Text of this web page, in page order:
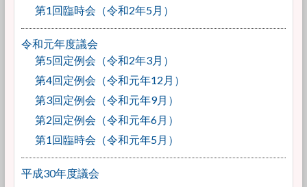
第1回臨時会（令和2年5月）
令和元年度議会
第5回定例会（令和2年3月）
第4回定例会（令和元年12月）
第3回定例会（令和元年9月）
第2回定例会（令和元年6月）
第1回臨時会（令和元年5月）
平成30年度議会